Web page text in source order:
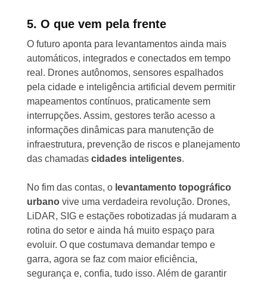
5. O que vem pela frente
O futuro aponta para levantamentos ainda mais
automáticos, integrados e conectados em tempo
real. Drones autônomos, sensores espalhados
pela cidade e inteligência artificial devem permitir
mapeamentos contínuos, praticamente sem
interrupções. Assim, gestores terão acesso a
informações dinâmicas para manutenção de
infraestrutura, prevenção de riscos e planejamento
das chamadas cidades inteligentes.
No fim das contas, o levantamento topográfico
urbanovive uma verdadeira revolução. Drones,
LiDAR, SIG e estações robotizadas já mudaram a
rotina do setor e ainda há muito espaço para
evoluir. O que costumava demandar tempo e
garra, agora se faz com maior eficiência,
segurança e, confia, tudo isso. Além de garantir